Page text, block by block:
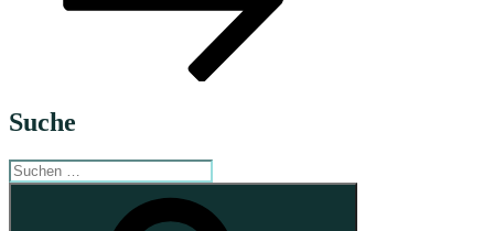
Suche
Suche
nach: